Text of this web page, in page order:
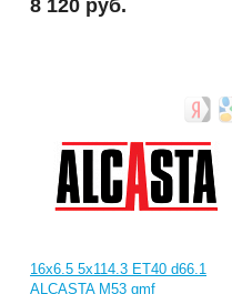
8 120 руб.
16x6.5 5x114.3 ET40 d66.1
ALCASTA M53 gmf